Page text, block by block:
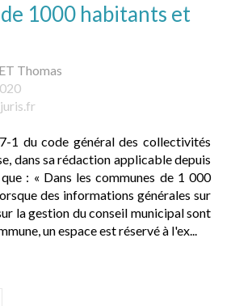
1000 habitants et
Thomas
1 du code général des collectivités
dans sa rédaction applicable depuis
: « Dans les communes de 1 000
des informations générales sur
la gestion du conseil municipal sont
un espace est réservé à l'ex...